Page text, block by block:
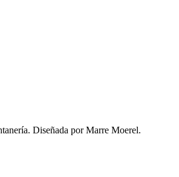
Diseñada por Marre Moerel.